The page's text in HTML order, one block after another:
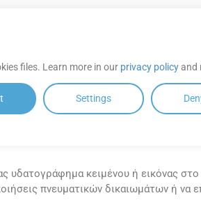
ΕΡΩΤΉΣΕΙΣ (FAQ)
κατά τη
υδατογράφημα κειμένου ή εικόνας
πνευματικών δικαιωμάτων ή να
files. Learn more in our privacy policyand
Settings